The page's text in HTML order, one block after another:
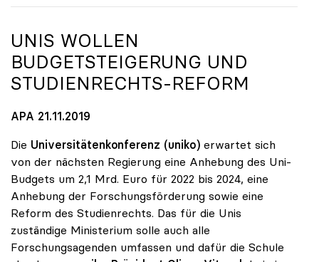
UNIS WOLLEN
BUDGETSTEIGERUNG UND
STUDIENRECHTS-REFORM
APA 21.11.2019
Die Universitätenkonferenz (uniko) erwartet sich
von der nächsten Regierung eine Anhebung des Uni-
Budgets um 2,1 Mrd. Euro für 2022 bis 2024, eine
Anhebung der Forschungsförderung sowie eine
Reform des Studienrechts. Das für die Unis
zuständige Ministerium solle auch alle
Forschungsagenden umfassen und dafür die Schule